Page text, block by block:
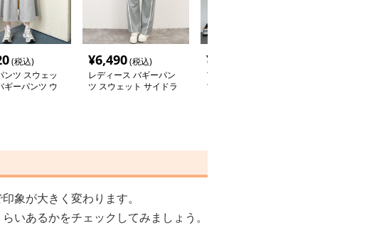
(税込)
ンツ スウェッ
ギーパンツ ウ
¥6,490(税込)
レディース バギーパン
ツ スウェット サイドラ
¥
アシンメトリーデザイン
ブラウス付き バギーパ
印象が大きく変わります。
いあるかをチェックしてみましょう。